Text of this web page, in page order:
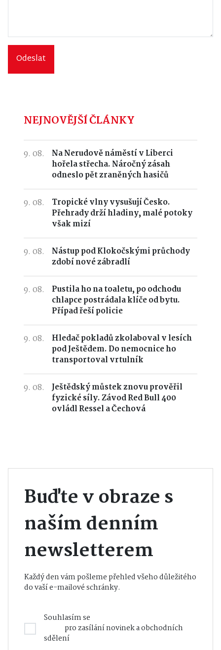
Odeslat
NEJNOVĚJŠÍ ČLÁNKY
9. 08.
Na Nerudově náměstí v Liberci
hořela střecha. Náročný zásah
odneslo pět zraněných hasičů
9. 08.
Tropické vlny vysušují Česko.
Přehrady drží hladiny, malé potoky
však mizí
9. 08.
Nástup pod Klokočskými průchody
zdobí nové zábradlí
9. 08.
Pustila ho na toaletu, po odchodu
chlapce postrádala klíče od bytu.
Případ řeší policie
9. 08.
Hledač pokladů zkolaboval v lesích
pod Ještědem. Do nemocnice ho
transportoval vrtulník
9. 08.
Ještědský můstek znovu prověřil
fyzické síly. Závod Red Bull 400
ovládl Ressel a Čechová
Buďte v obraze s
naším denním
newsletterem
Každý den vám pošleme přehled všeho důležitého
do vaší e-mailové schránky.
Souhlasím se
pro zasílání novinek a obchodních
sdělení